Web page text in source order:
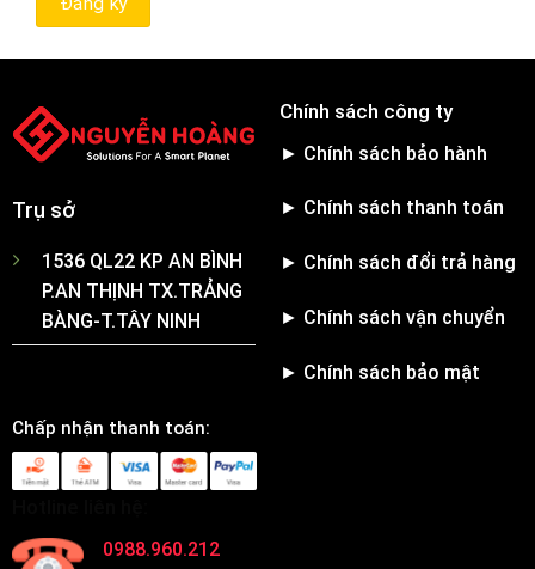
Trụ sở
1536 QL22 KP AN BÌNH
P.AN THỊNH TX.TRẢNG
BÀNG-T.TÂY NINH
Chính sách công ty
► Chính sách bảo hành
► Chính sách thanh toán
► Chính sách đổi trả hàng
► Chính sách vận chuyển
► Chính sách bảo mật
Chấp nhận thanh toán:
0988.960.212